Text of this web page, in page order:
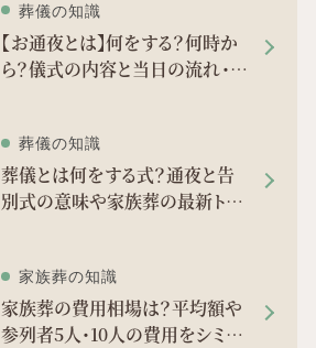
葬儀の知識
【お通夜とは】何をする？何時か
ら？儀式の内容と当日の流れ・時
葬儀の知識
葬儀とは何をする式？通夜と告
別式の意味や家族葬の最新トレ
家族葬の知識
家族葬の費用相場は？平均額や
参列者5人・10人の費用をシミュ